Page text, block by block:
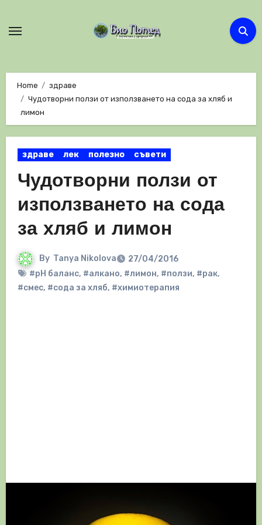
Home
здраве
Чудотворни ползи от използването на сода за хляб и
лимон
здраве лек полезно съвети
Чудотворни ползи от
използването на сода
за хляб и лимон
By Tanya Nikolova
27/04/2016
#pH баланс, #алкано, #лимон, #ползи, #рак,
#смес, #сода за хляб, #химиотерапия